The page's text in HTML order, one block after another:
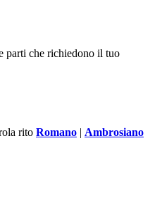
parti che richiedono il tuo
rito Romano | Ambrosiano